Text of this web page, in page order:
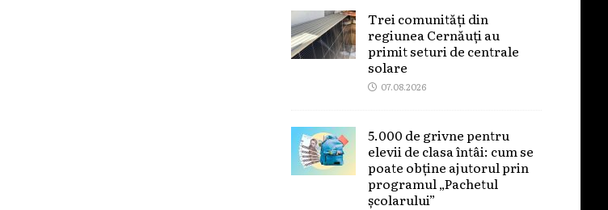
Trei comunități din
regiunea Cernăuți au
primit seturi de centrale
solare
07.08.2026
5.000 de grivne pentru
elevii de clasa întâi: cum se
poate obține ajutorul prin
programul „Pachetul
școlarului”